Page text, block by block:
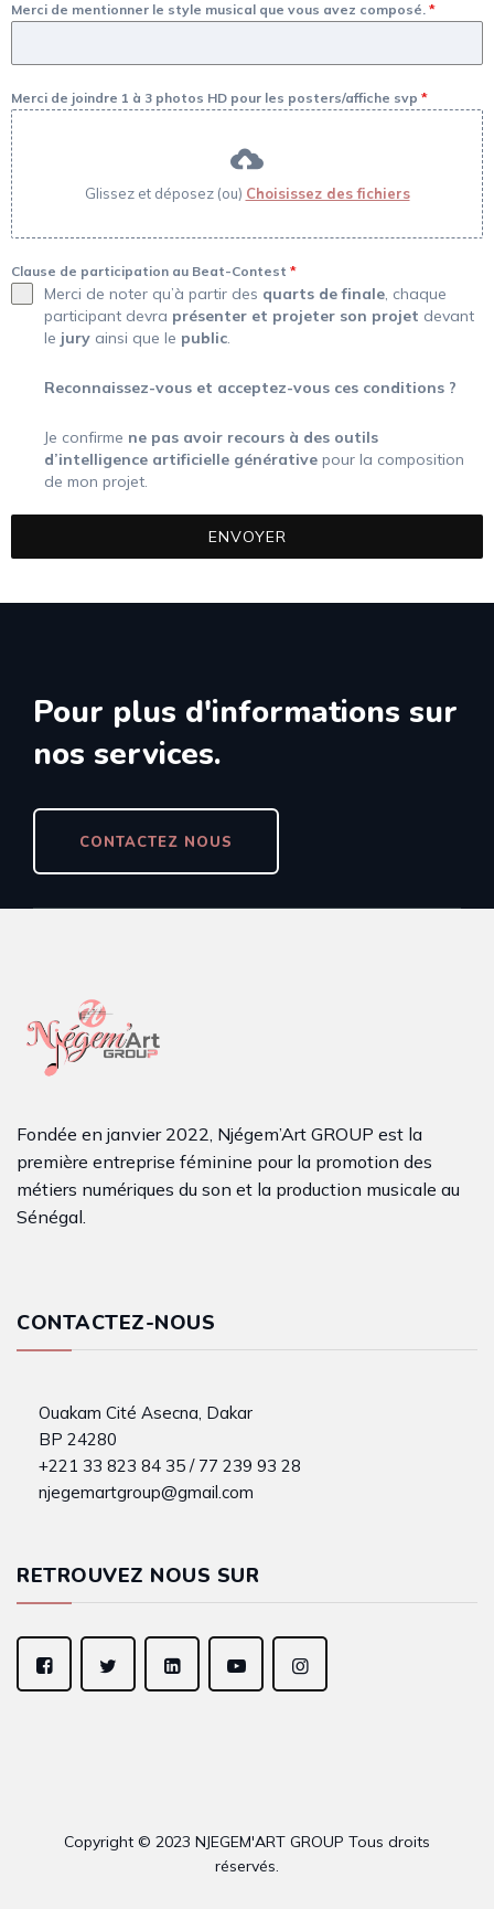
Merci de mentionner le style musical que vous avez composé. *
Merci de joindre 1 à 3 photos HD pour les posters/affiche svp *
Glissez et déposez (ou) Choisissez des fichiers
Clause de participation au Beat-Contest *
Merci de noter qu’à partir des quarts de finale, chaque
participant devra présenter et projeter son projet devant
le jury ainsi que le public.
Reconnaissez-vous et acceptez-vous ces conditions ?
Je confirme ne pas avoir recours à des outils
d’intelligence artificielle générative pour la composition
de mon projet.
ENVOYER
Pour plus d'informations sur
nos services.
CONTACTEZ NOUS
Fondée en janvier 2022, Njégem’Art GROUP est la
première entreprise féminine pour la promotion des
métiers numériques du son et la production musicale au
Sénégal.
CONTACTEZ-NOUS
Ouakam Cité Asecna, Dakar
BP 24280
+221 33 823 84 35 / 77 239 93 28
njegemartgroup@gmail.com
RETROUVEZ NOUS SUR
Copyright © 2023 NJEGEM'ART GROUP Tous droits
réservés.